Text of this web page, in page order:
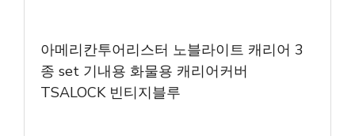
아메리칸투어리스터 노블라이트 캐리어 3
종 set 기내용 화물용 캐리어커버
TSALOCK 빈티지블루